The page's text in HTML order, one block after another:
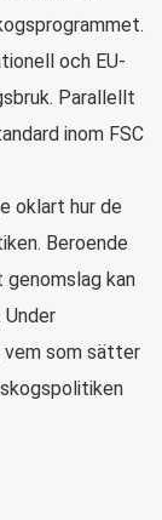
och EU-
Parallellt
inom FSC
oklart hur de
Beroende
kan
vem som sätter